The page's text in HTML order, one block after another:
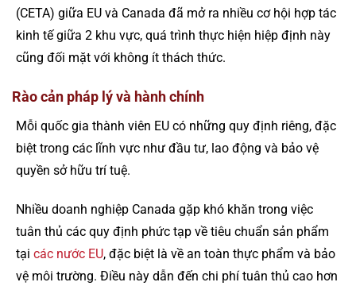
(CETA) giữa EU và Canada đã mở ra nhiều cơ hội hợp tác
kinh tế giữa 2 khu vực, quá trình thực hiện hiệp định này
cũng đối mặt với không ít thách thức.
Rào cản pháp lý và hành chính
Mỗi quốc gia thành viên EU có những quy định riêng, đặc
biệt trong các lĩnh vực như đầu tư, lao động và bảo vệ
quyền sở hữu trí tuệ.
Nhiều doanh nghiệp Canada gặp khó khăn trong việc
tuân thủ các quy định phức tạp về tiêu chuẩn sản phẩm
tại các nước EU, đặc biệt là về an toàn thực phẩm và bảo
vệ môi trường. Điều này dẫn đến chi phí tuân thủ cao hơn